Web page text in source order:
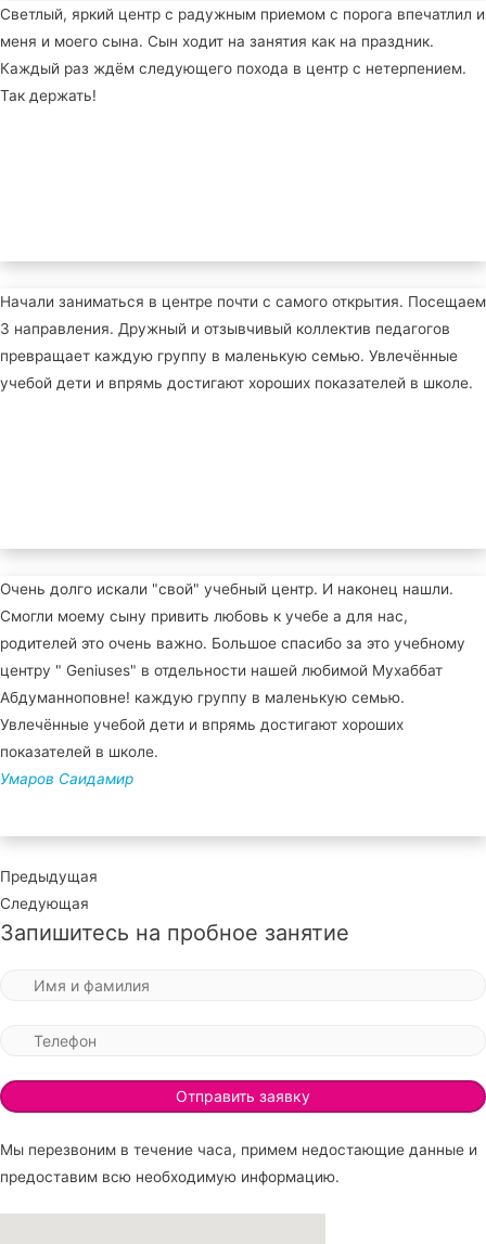
Светлый, яркий центр с радужным приемом с порога впечатлил и
меня и моего сына. Сын ходит на занятия как на праздник.
Каждый раз ждём следующего похода в центр с нетерпением.
Так держать!
Начали заниматься в центре почти с самого открытия. Посещаем
3 направления. Дружный и отзывчивый коллектив педагогов
превращает каждую группу в маленькую семью. Увлечённые
учебой дети и впрямь достигают хороших показателей в школе.
Очень долго искали "свой" учебный центр. И наконец нашли.
Смогли моему сыну привить любовь к учебе а для нас,
родителей это очень важно. Большое спасибо за это учебному
центру " Geniuses" в отдельности нашей любимой Мухаббат
Абдуманноповне! каждую группу в маленькую семью.
Увлечённые учебой дети и впрямь достигают хороших
показателей в школе.
Умаров Саидамир
Предыдущая
Следующая
Запишитесь на пробное занятие
Мы перезвоним в течение часа, примем недостающие данные и
предоставим всю необходимую информацию.